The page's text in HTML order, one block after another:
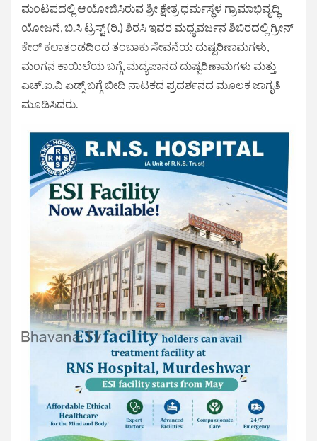
ಮಂಟಪದಲ್ಲಿ ಆಯೋಜಿಸಿರುವ ಶ್ರೀ ಕ್ಷೇತ್ರ ಧರ್ಮಸ್ಥಳ ಗ್ರಾಮಾಭಿವೃದ್ಧಿ
ಯೋಜನೆ, ಬಿ.ಸಿ ಟ್ರಸ್ಟ್ (ರಿ.) ಶಿರಸಿ ಇವರ ಮಧ್ಯವರ್ಜನ ಶಿಬಿರದಲ್ಲಿ ಗ್ರೀನ್
ಕೇರ್ ಕಲಾತಂಡದಿಂದ ತಂಬಾಕು ಸೇವನೆಯ ದುಷ್ಪರಿಣಾಮಗಳು,
ಮಂಗನ ಕಾಯಿಲೆಯ ಬಗ್ಗೆ, ಮದ್ಯಪಾನದ ದುಷ್ಪರಿಣಾಮಗಳು ಮತ್ತು
ಎಚ್.ಐ.ವಿ ಏಡ್ಸ್ ಬಗ್ಗೆ ಬೀದಿ ನಾಟಕದ ಪ್ರದರ್ಶನದ ಮೂಲಕ ಜಾಗೃತಿ
ಮೂಡಿಸಿದರು.